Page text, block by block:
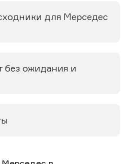
для Мерседес
без ожидания и